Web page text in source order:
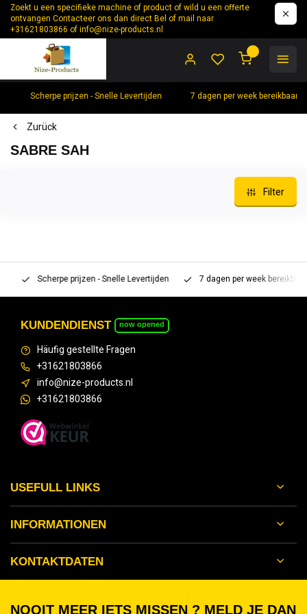
Zoekt u een specifieke machine of product of wild u een offerte
ontvangen Contacteer ons dan direct Bel of mail naar
+31621803866 ofinfo@nize-products.nl
Scherpe prijzen - Snelle Levertijden 7 dagen per week bereikbaar
Zurück
SABRE SAH
Filter
Scherpe prijzen - Snelle Levertijden 7 dagen per week bereikbaar
KUNDENDIENST now opened
Häufig gestellte Fragen
+31621803866
info@nize-products.nl
+31621803866
USEFULL LINKS
INFORMATIONEN
KONTAKTDATEN
NOOIT MEER IETS MISSEN ? MELD JE DAN